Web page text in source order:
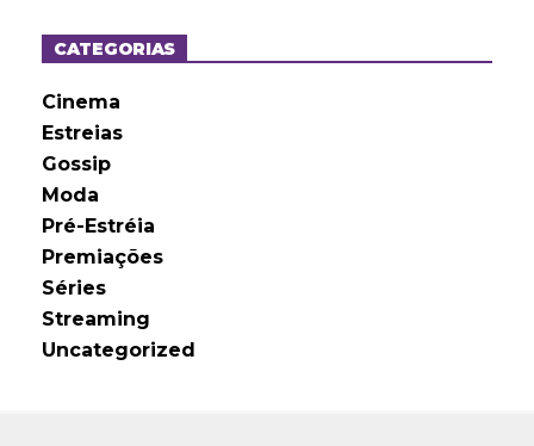
o
sCATEGORIAS
Cinema
Estreias
Gossip
Moda
Pré-Estréia
Premiações
Séries
Streaming
Uncategorized